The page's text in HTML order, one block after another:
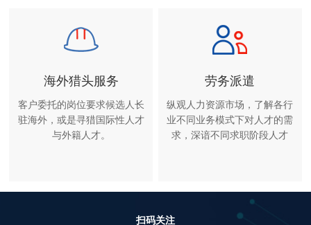
海外猎头服务
客户委托的岗位要求候选人长
驻海外，或是寻猎国际性人才
与外籍人才。
劳务派遣
纵观人力资源市场，了解各行
业不同业务模式下对人才的需
求，深谙不同求职阶段人才
扫码关注